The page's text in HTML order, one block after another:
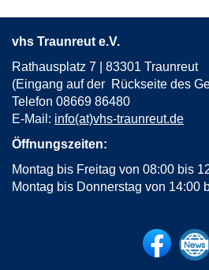
vhs Traunreut e.V.
Rathausplatz 7 | 83301 Traunreut
(Eingang auf der Rückseite des
Telefon 08669 86480
E-Mail: info(at)vhs-traunreut.de
Öffnungszeiten:
Montag bis Freitag von 08:00 bis
Montag bis Donnerstag von 14:00